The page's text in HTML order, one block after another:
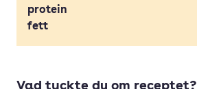
protein
fett